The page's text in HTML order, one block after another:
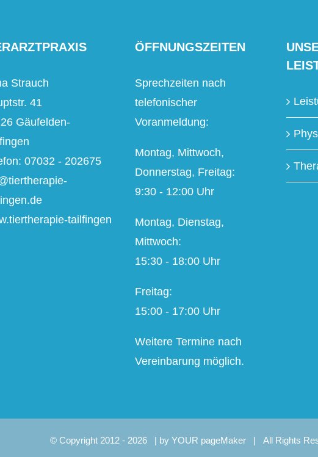
Strauch
41
Gäufelden-
07032 - 202675
tailfingen
ÖFFNUNGSZEITEN
Sprechzeiten nach
telefonischer
Voranmeldung:
Montag, Mittwoch,
Donnerstag, Freitag:
9:30 - 12:00 Uhr
Montag, Dienstag,
Mittwoch:
15:30 - 18:00 Uhr
Freitag:
15:00 - 17:00 Uhr
Weitere Termine nach
Vereinbarung möglich.
© Copyright 2012 - 2026 | by YOUR pageMaker| All Rights